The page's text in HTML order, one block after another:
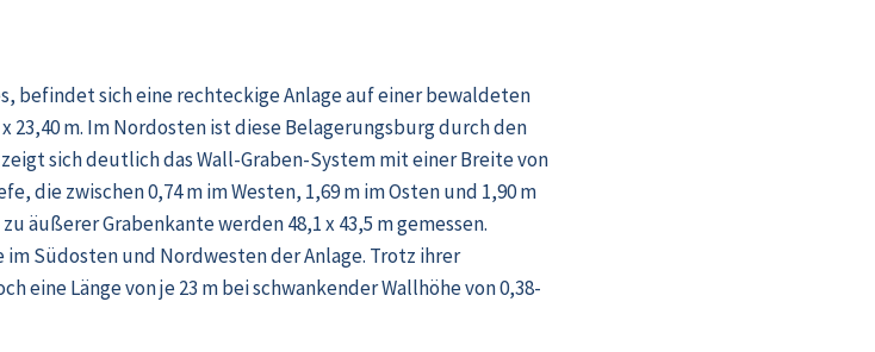
befindet sich eine rechteckige Anlage auf einer bewaldeten
23,40 m. Im Nordosten ist diese Belagerungsburg durch den
sich deutlich das Wall-Graben-System mit einer Breite von
die zwischen 0,74 m im Westen, 1,69 m im Osten und 1,90 m
äußerer Grabenkante werden 48,1 x 43,5 m gemessen.
Südosten und Nordwesten der Anlage. Trotz ihrer
eine Länge von je 23 m bei schwankender Wallhöhe von 0,38-